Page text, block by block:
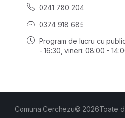
0241 780 204
0374 918 685
Program de lucru cu
- 16:30 , vineri: 08:00 -
Comuna Cerchezu© 2026Toate